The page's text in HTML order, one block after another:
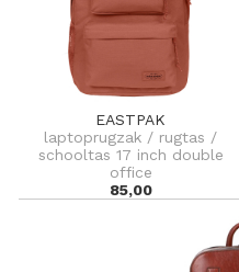
EASTPAK
laptoprugzak / rugtas /
schooltas 17 inch double
office
85,00